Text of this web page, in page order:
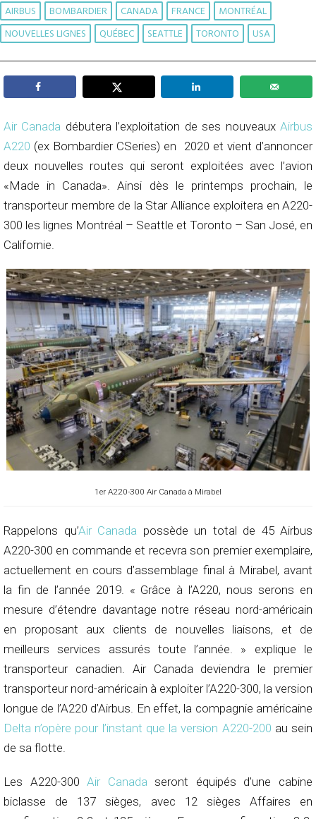
AIRBUS
BOMBARDIER CANADA FRANCE
MONTRÉAL
NOUVELLES LIGNES
QUÉBEC SEATTLE TORONTO USA
Air Canada débutera l’exploitation de ses nouveauxAirbus
A220 (ex Bombardier CSeries) en 2020 et vient d’annoncer
deux nouvelles routes qui seront exploitées avec l’avion
«Made in Canada». Ainsi dès le printemps prochain, le
transporteur membre de la Star Alliance exploitera en A220-
300 les lignes Montréal – Seattle‬ et Toronto – San José‬, en
Californie.
1er A220-300 Air Canada à Mirabel
Rappelons qu’Air Canada possède un total de 45 Airbus
A220-300 en commande et recevra son premier exemplaire,
actuellement en cours d’assemblage final à Mirabel, avant
la fin de l’année 2019. « Grâce à l’A220, nous serons en
mesure d’étendre davantage notre réseau nord-américain
en proposant aux clients de nouvelles liaisons, et de
meilleurs services assurés toute l’année. » explique le
transporteur canadien. Air Canada deviendra le premier
transporteur nord-américain à exploiter l’A220-300, la version
longue de l’A220 d’Airbus. En effet, la compagnie américaine
Delta n’opère pour l’instant que la version A220-200 au sein
de sa flotte.
Les A220-300Air Canada seront équipés d’une cabine
biclasse de 137 sièges, avec 12 sièges Affaires en